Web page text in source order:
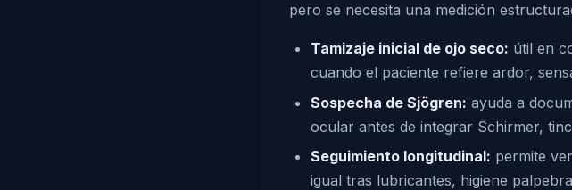
pero se necesita una medición
Tamizaje inicial de ojo seco: útil en
cuando el paciente refiere ardor,
Sospecha de Sjögren: ayuda a
ocular antes de integrar Schirmer,
Seguimiento longitudinal: permite
igual tras lubricantes, higiene